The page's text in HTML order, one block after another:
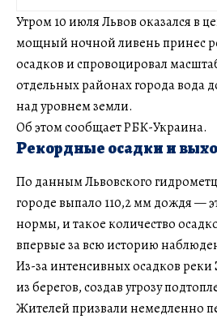
Утром 10 июля Львов оказался в
мощный ночной ливень принес
осадков и спровоцировал
отдельных районах города вода
над уровнем земли.
Об этом сообщает РБК-Украина.
Рекордные осадки и
По данным Львовского
городе выпало 110,2 мм дождя —
нормы, и такое количество
впервые за всю историю
Из-за интенсивных осадков
из берегов, создав угрозу
Жителей призвали немедленно